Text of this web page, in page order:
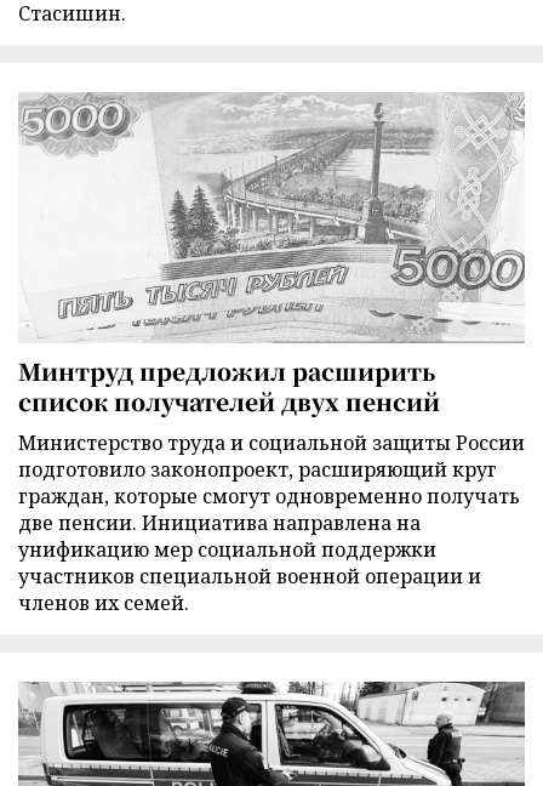
Стасишин.
Минтруд предложил расширить
список получателей двух пенсий
Министерство труда и социальной защиты России
подготовило законопроект, расширяющий круг
граждан, которые смогут одновременно получать
две пенсии. Инициатива направлена на
унификацию мер социальной поддержки
участников специальной военной операции и
членов их семей.